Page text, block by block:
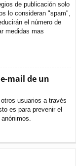
de publicación solo
lo consideran "spam",
el número de
medidas mas
mail de un
usuarios a través
es para prevenir el